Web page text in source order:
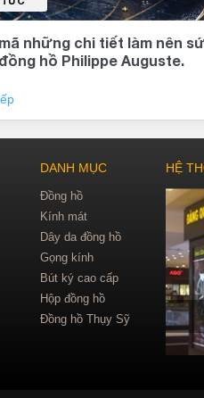
những chi tiết làm nên
hồ Philippe Auguste.
DANH MỤC
Đồng hồ
Kính mát
Dây da đồng hồ
Gọng kính
Bút ký cao cấp
Hộp đồng hồ
Đồng hồ Thụy Sỹ
HỆ